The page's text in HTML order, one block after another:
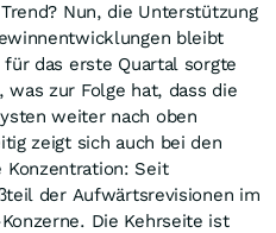
Nun, die Unterstützung
bleibt
das erste Quartal sorgte
zur Folge hat, dass die
weiter nach oben
zeigt sich auch bei den
Konzentration: Seit
der Aufwärtsrevisionen im
Die Kehrseite ist